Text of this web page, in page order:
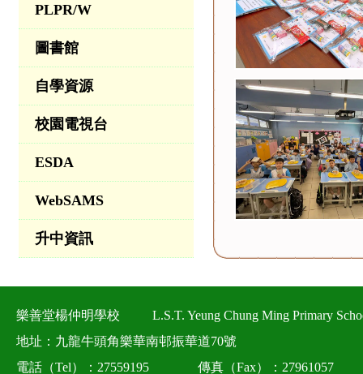
PLPR/W
圖書館
自學資源
校園電視台
ESDA
WebSAMS
升中資訊
樂善堂楊仲明學校
L.S.T. Yeung Chung Ming Primary
地址：九龍牛頭角樂華南邨振華道70號
電話（Tel）：27559195
傳真（Fax）：27961057